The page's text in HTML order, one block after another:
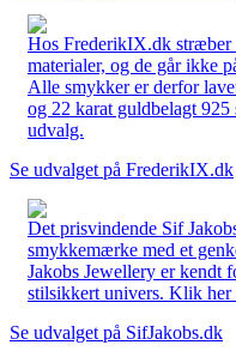
Hos FrederikIX.dk stræber
materialer, og de går ikke
Alle smykker er derfor
og 22 karat guldbelagt
udvalg.
Se udvalget på FrederikIX.dk
Det prisvindende Sif
smykkemærke med et
Jakobs Jewellery er kendt
stilsikkert univers. Klik her
Se udvalget på SifJakobs.dk